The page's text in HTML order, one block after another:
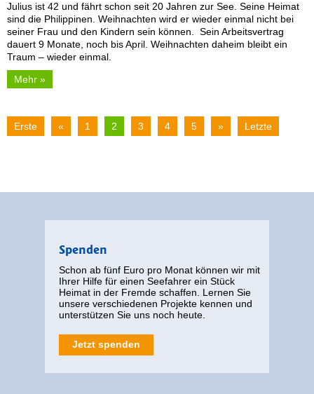
Julius ist 42 und fährt schon seit 20 Jahren zur See. Seine Heimat
sind die Philippinen. Weihnachten wird er wieder einmal nicht bei
seiner Frau und den Kindern sein können. Sein Arbeitsvertrag
dauert 9 Monate, noch bis April. Weihnachten daheim bleibt ein
Traum – wieder einmal.
Mehr »
Erste « 1 2 3 4 5 » Letzte
Spenden
Schon ab fünf Euro pro Monat können wir mit
Ihrer Hilfe für einen Seefahrer ein Stück
Heimat in der Fremde schaffen. Lernen Sie
unsere verschiedenen Projekte kennen und
unterstützen Sie uns noch heute.
Jetzt spenden